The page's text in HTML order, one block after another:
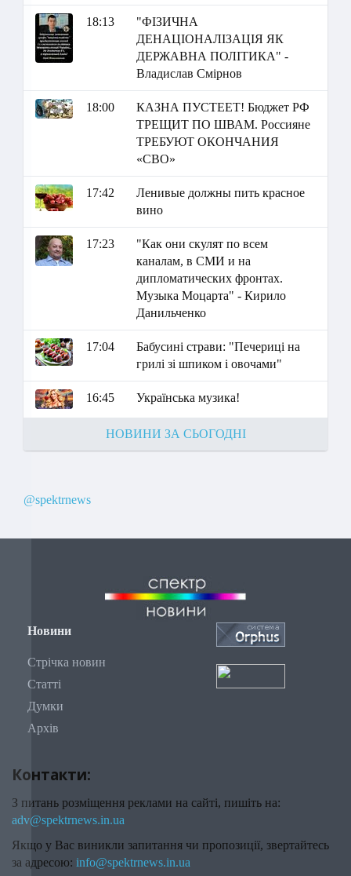
18:13
"ФІЗИЧНА
ДЕНАЦІОНАЛІЗАЦІЯ ЯК
ДЕРЖАВНА ПОЛІТИКА" -
Владислав Смірнов
18:00
КАЗНА ПУСТЕЕТ! Бюджет РФ
ТРЕЩИТ ПО ШВАМ. Россияне
ТРЕБУЮТ ОКОНЧАНИЯ
«СВО»
17:42
Ленивые должны пить красное
вино
17:23
"Как они скулят по всем
каналам, в СМИ и на
дипломатических фронтах.
Музыка Моцарта" - Кирило
Данильченко
17:04
Бабусині страви: "Печериці на
грилі зі шпиком і овочами"
16:45 Українська музика!
НОВИНИ ЗА СЬОГОДНІ
@spektrnews
Новини
Стрічка новин
Статті
Думки
Архів
Контакти:
З питань розміщення реклами на сайті, пишіть на:
adv@spektrnews.in.ua
Якщо у Вас виникли запитання чи пропозиції, звертайтесь
за адресою: info@spektrnews.in.ua